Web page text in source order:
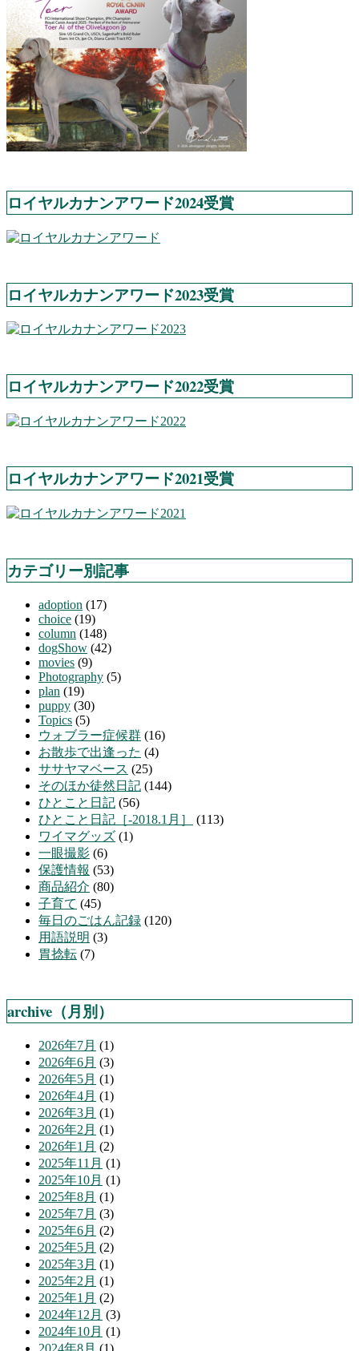
ロイヤルカナンアワード2024受賞
ロイヤルカナンアワード2023受賞
ロイヤルカナンアワード2022受賞
ロイヤルカナンアワード2021受賞
カテゴリー別記事
adoption (17)
choice (19)
column (148)
dogShow (42)
movies (9)
Photography (5)
plan (19)
puppy (30)
Topics (5)
ウォブラー症候群 (16)
お散歩で出逢った (4)
ササヤマベース (25)
そのほか徒然日記 (144)
ひとこと日記 (56)
ひとこと日記［-2018.1月］
(113)
ワイマグッズ (1)
一眼撮影 (6)
保護情報 (53)
商品紹介 (80)
子育て (45)
毎日のごはん記録 (120)
用語説明 (3)
胃捻転 (7)
archive（月別）
2026年7月 (1)
2026年6月 (3)
2026年5月 (1)
2026年4月 (1)
2026年3月 (1)
2026年2月 (1)
2026年1月 (2)
2025年11月 (1)
2025年10月 (1)
2025年8月 (1)
2025年7月 (3)
2025年6月 (2)
2025年5月 (2)
2025年3月 (1)
2025年2月 (1)
2025年1月 (2)
2024年12月 (3)
2024年10月 (1)